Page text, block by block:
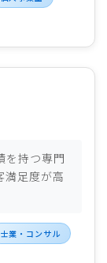
を持つ専門
満足度が高
士業・コンサル